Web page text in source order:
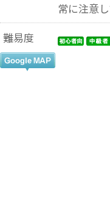
常に注意
難易度